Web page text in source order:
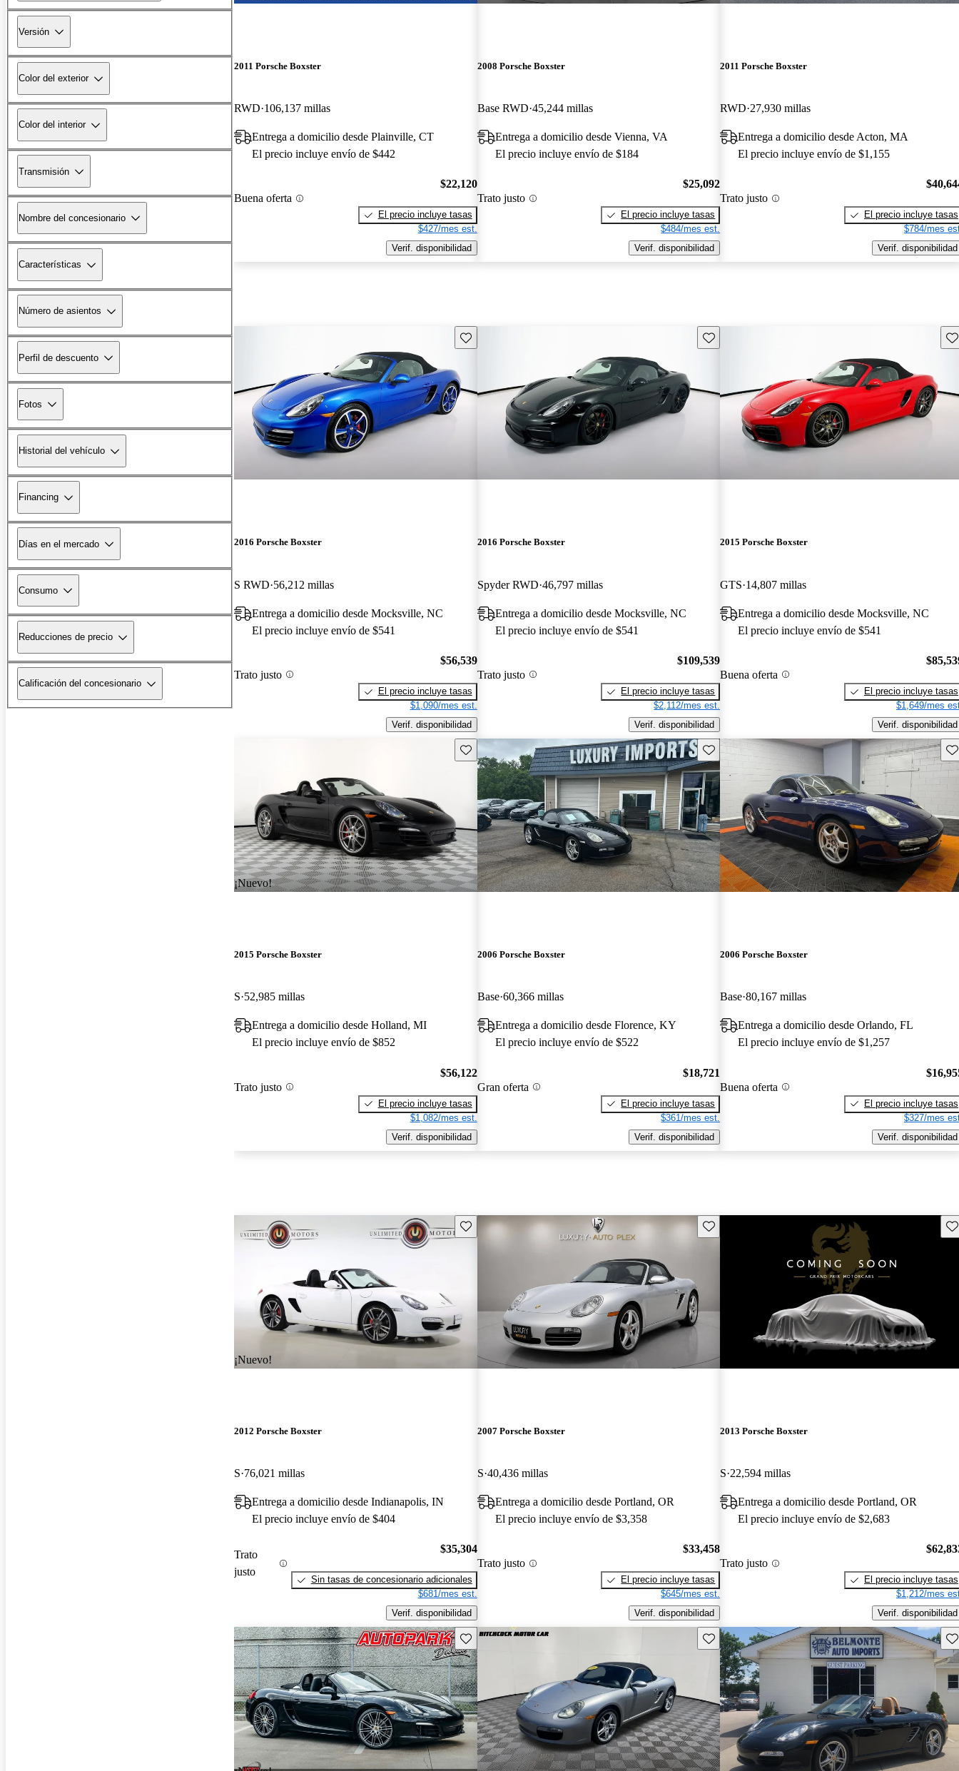
Versión
Color del exterior
Color del interior
Transmisión
Nombre del concesionario
Características
Número de asientos
Perfil de descuento
Fotos
Historial del vehículo
Financing
Días en el mercado
Consumo
Reducciones de precio
Calificación del concesionario
2011 Porsche Boxster
RWD 106,137 millas
Entrega a domicilio desde Plainville, CT
El precio incluye envío de $442
Buena oferta
$22,120
El precio incluye tasas
$427/mes est.
Verif. disponibilidad
2008 Porsche Boxster
Base RWD 45,244 millas
Entrega a domicilio desde Vienna, VA
El precio incluye envío de $184
Trato justo
$25,092
El precio incluye tasas
$484/mes est.
Verif. disponibilidad
2011 Porsche Boxster
RWD 27,930 millas
Entrega a domicilio desde Acton, MA
El precio incluye envío de $1,155
Trato justo
El precio incluye tasas
$784/mes
Verif. disponibilidad
Guarda este Aviso
2016 Porsche Boxster
S RWD 56,212 millas
Entrega a domicilio desde Mocksville, NC
El precio incluye envío de $541
Trato justo
$56,539
El precio incluye tasas
$1,090/mes est.
Verif. disponibilidad
Guarda este Aviso
2016 Porsche Boxster
Spyder RWD 46,797 millas
Entrega a domicilio desde Mocksville, NC
El precio incluye envío de $541
Trato justo
$109,539
El precio incluye tasas
$2,112/mes est.
Verif. disponibilidad
2015 Porsche Boxster
GTS 14,807 millas
Entrega a domicilio desde Mocksville, NC
El precio incluye envío de $541
Buena oferta
El precio incluye tasas
$1,649/mes
Verif. disponibilidad
¡Nuevo!
Guarda este Aviso
2015 Porsche Boxster
S 52,985 millas
Entrega a domicilio desde Holland, MI
El precio incluye envío de $852
Trato justo
$56,122
El precio incluye tasas
$1,082/mes est.
Verif. disponibilidad
Guarda este Aviso
2006 Porsche Boxster
Base 60,366 millas
Entrega a domicilio desde Florence, KY
El precio incluye envío de $522
Gran oferta
$18,721
El precio incluye tasas
$361/mes est.
Verif. disponibilidad
2006 Porsche Boxster
Base 80,167 millas
Entrega a domicilio desde Orlando, FL
El precio incluye envío de $1,257
Buena oferta
El precio incluye tasas
$327/mes
Verif. disponibilidad
¡Nuevo!
Guarda este Aviso
2012 Porsche Boxster
S 76,021 millas
Entrega a domicilio desde Indianapolis, IN
El precio incluye envío de $404
Trato
justo
$35,304
Sin tasas de concesionario adicionales
$681/mes est.
Verif. disponibilidad
Guarda este Aviso
2007 Porsche Boxster
S 40,436 millas
Entrega a domicilio desde Portland, OR
El precio incluye envío de $3,358
Trato justo
$33,458
El precio incluye tasas
$645/mes est.
Verif. disponibilidad
2013 Porsche Boxster
S 22,594 millas
Entrega a domicilio desde Portland, OR
El precio incluye envío de $2,683
Trato justo
El precio incluye tasas
$1,212/mes
Verif. disponibilidad
Guarda este Aviso Guarda este Aviso